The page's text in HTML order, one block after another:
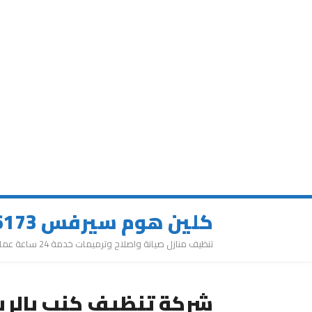
كلين هوم سيرفس 0543626173
تنظيف منازل صيانة واصلاح وترميمات خدمة 24 ساعة عمالة مميزة
شركة تنظيف كنب